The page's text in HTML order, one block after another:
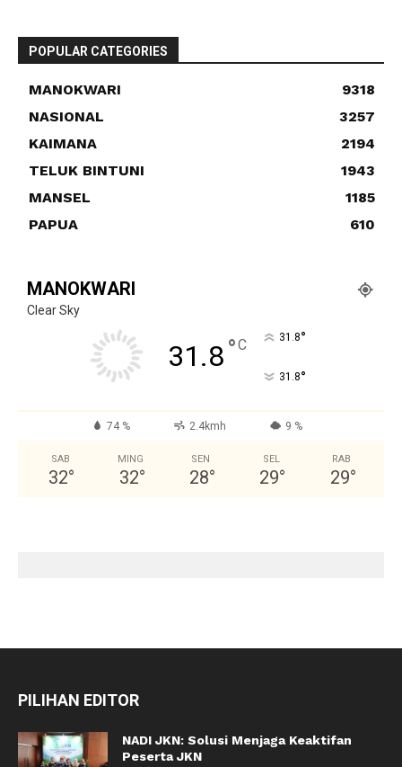
POPULAR CATEGORIES
MANOKWARI
9318
NASIONAL
3257
KAIMANA
2194
TELUK BINTUNI
1943
MANSEL
1185
PAPUA
610
MANOKWARI
Clear Sky
31.8°C 31.8°
31.8°
74 % 2.4kmh 9 %
SAB
32°
MING
32°
SEN
28°
SEL
29°
RAB
29°
PILIHAN EDITOR
NADI JKN: Solusi Menjaga Keaktifan
Peserta JKN